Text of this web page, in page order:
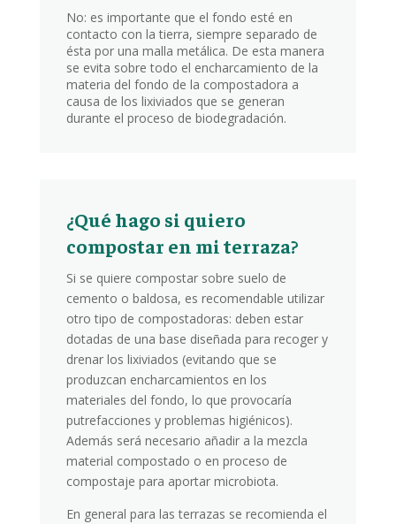
No: es importante que el fondo esté en
contacto con la tierra, siempre separado de
ésta por una malla metálica. De esta manera
se evita sobre todo el encharcamiento de la
materia del fondo de la compostadora a
causa de los lixiviados que se generan
durante el proceso de biodegradación.
¿Qué hago si quiero
compostar en mi terraza?
Si se quiere compostar sobre suelo de
cemento o baldosa, es recomendable utilizar
otro tipo de compostadoras: deben estar
dotadas de una base diseñada para recoger y
drenar los lixiviados (evitando que se
produzcan encharcamientos en los
materiales del fondo, lo que provocaría
putrefacciones y problemas higiénicos).
Además será necesario añadir a la mezcla
material compostado o en proceso de
compostaje para aportar microbiota.
En general para las terrazas se recomienda el